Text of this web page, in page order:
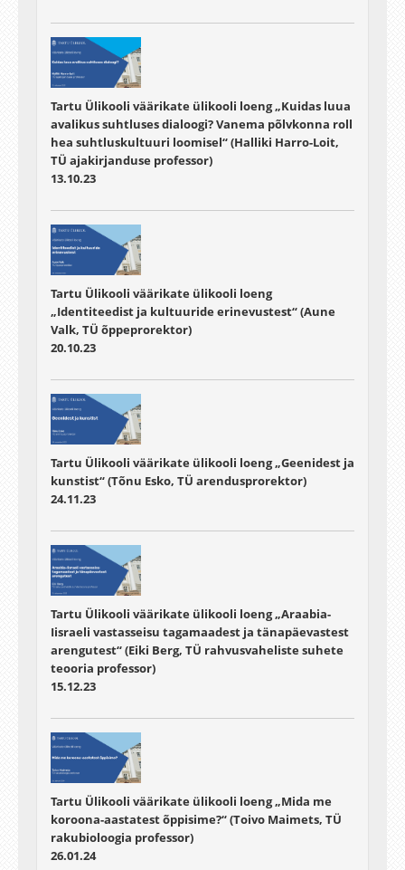
Tartu Ülikooli väärikate ülikooli loeng „Kuidas luua
avalikus suhtluses dialoogi? Vanema põlvkonna roll
hea suhtluskultuuri loomisel“ (Halliki Harro-Loit,
TÜ ajakirjanduse professor)
13.10.23
Tartu Ülikooli väärikate ülikooli loeng
„Identiteedist ja kultuuride erinevustest“ (Aune
Valk, TÜ õppeprorektor)
20.10.23
Tartu Ülikooli väärikate ülikooli loeng „Geenidest ja
kunstist“ (Tõnu Esko, TÜ arendusprorektor)
24.11.23
Tartu Ülikooli väärikate ülikooli loeng „Araabia-
Iisraeli vastasseisu tagamaadest ja tänapäevastest
arengutest“ (Eiki Berg, TÜ rahvusvaheliste suhete
teooria professor)
15.12.23
Tartu Ülikooli väärikate ülikooli loeng „Mida me
koroona-aastatest õppisime?“ (Toivo Maimets, TÜ
rakubioloogia professor)
26.01.24